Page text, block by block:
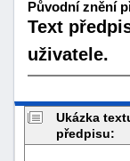
Původní znění
Text
uživatele.
Ukázka
předpisu: